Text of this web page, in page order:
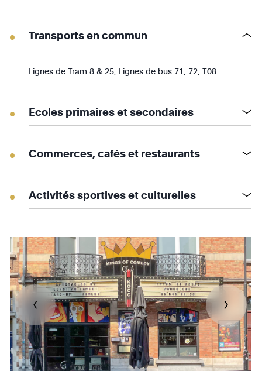
Transports en commun
Lignes de Tram 8 & 25, Lignes de bus 71, 72, T08.
Ecoles primaires et secondaires
Commerces, cafés et restaurants
Activités sportives et culturelles